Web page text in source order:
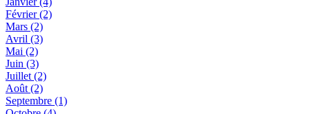
Février(2)
Mars (2)
Avril (3)
Mai (2)
Juin (3)
Juillet (2)
Août (2)
Septembre (1)